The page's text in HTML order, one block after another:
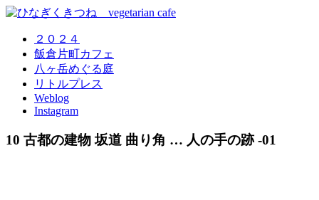
２０２４
飯倉片町カフェ
八ヶ岳めぐる庭
リトルプレス
Weblog
Instagram
10 古都の建物 坂道 曲り角 … 人の手の跡 -01